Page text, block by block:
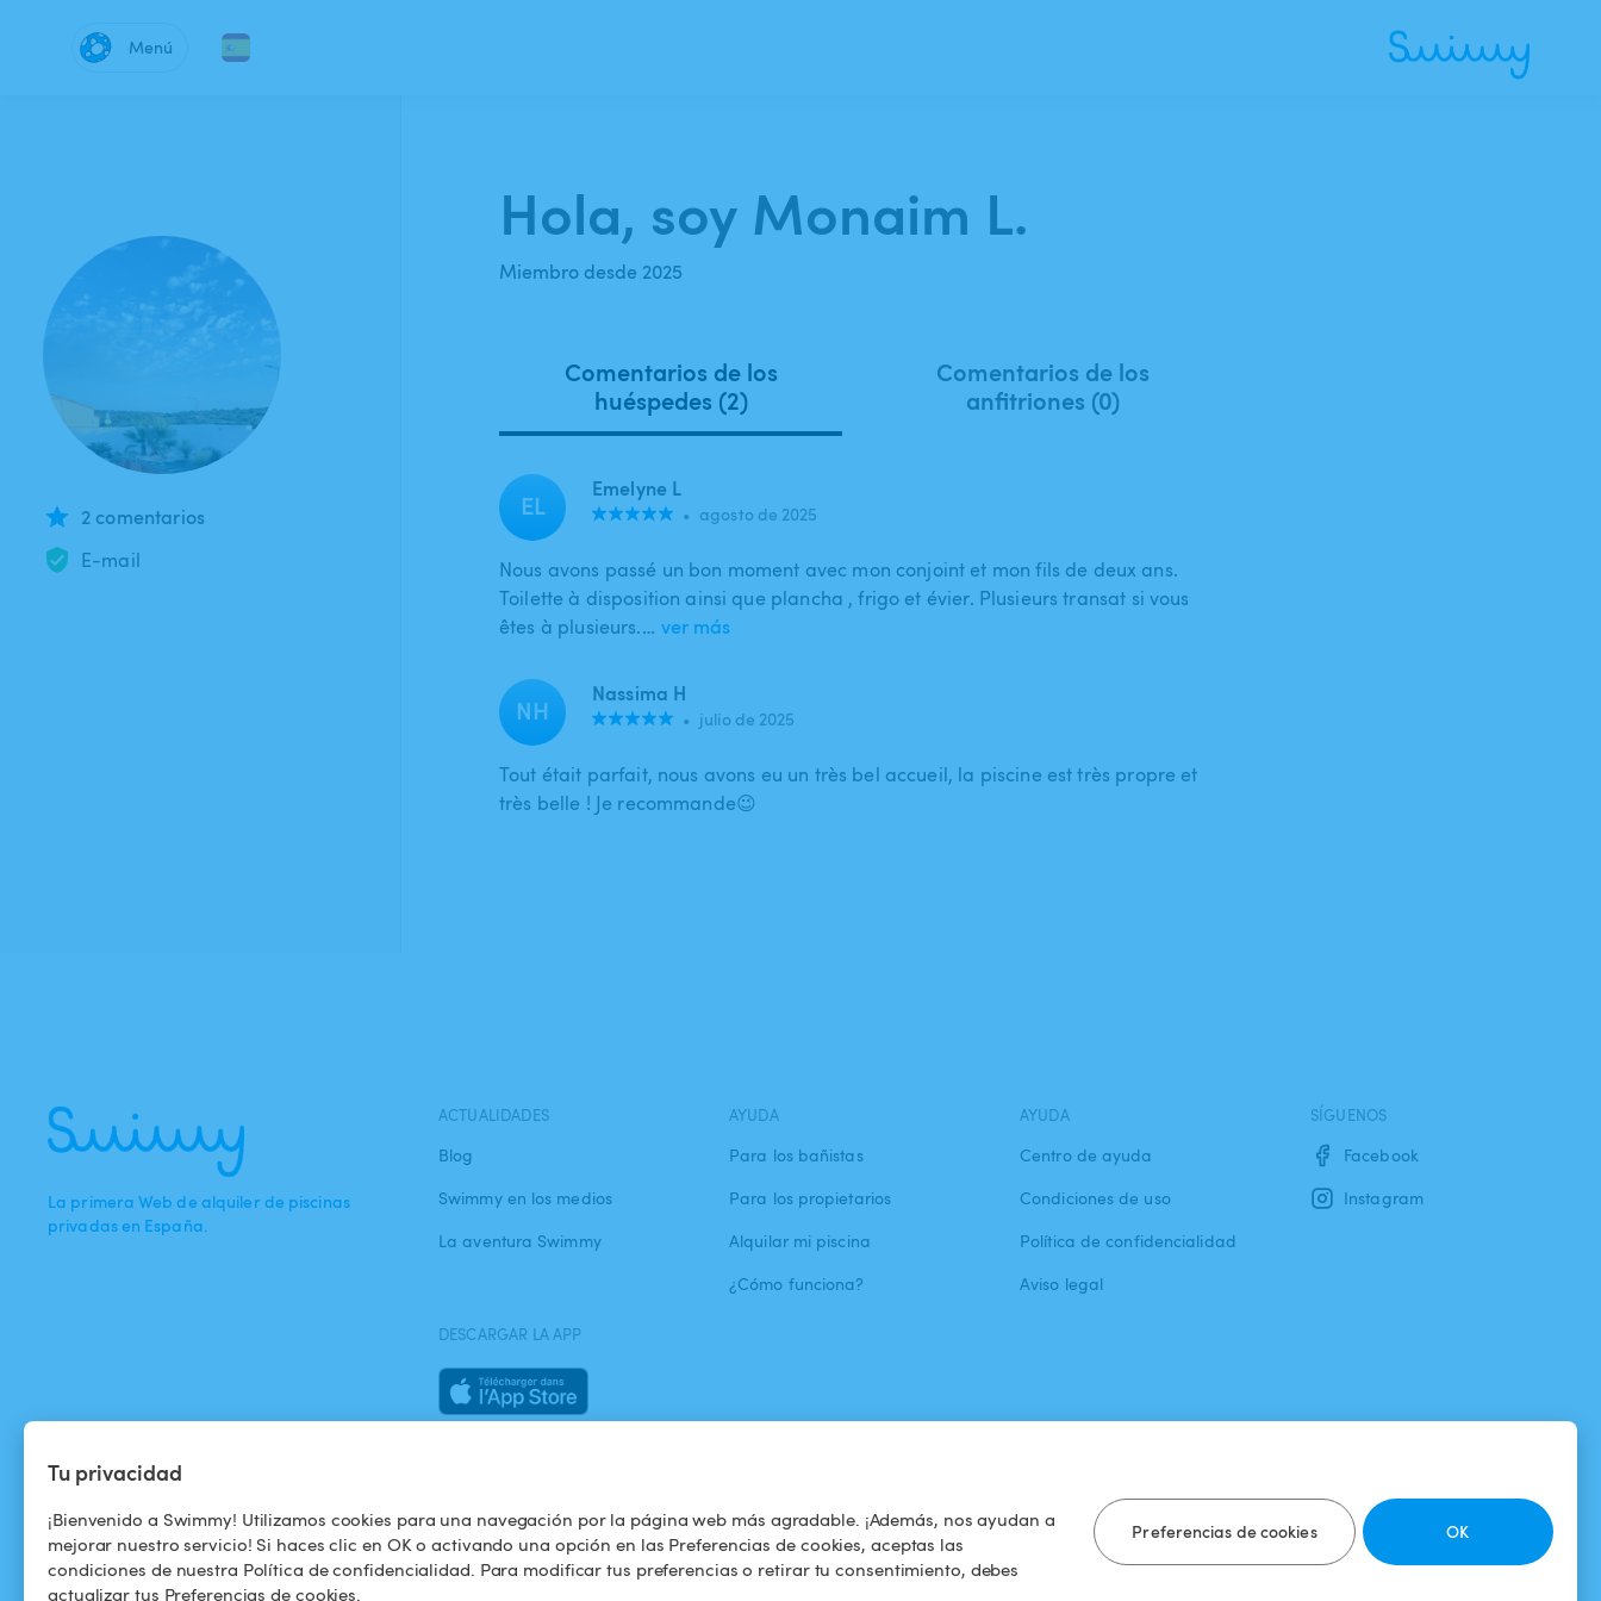
Tu privacidad
¡Bienvenido a Swimmy! Utilizamos cookies para una navegación por la página web más agradable. ¡Además, nos ayudan a
mejorar nuestro servicio! Si haces clic en OK o activando una opción en las Preferencias de cookies, aceptas las
condiciones de nuestra Política de confidencialidad. Para modificar tus preferencias o retirar tu consentimiento, debes
actualizar tus Preferencias de cookies.
Preferencias de cookies OK
Menú
2 comentarios
E-mail
Hola, soy Monaim L.
Miembro desde 2025
Comentarios de los
huéspedes (2)
Comentarios de los
anfitriones (0)
EL Emelyne L
• agosto de 2025
Nous avons passé un bon moment avec mon conjoint et mon fils de deux ans.
Toilette à disposition ainsi que plancha , frigo et évier. Plusieurs transat si vous
êtes à plusieurs.… ver más
NH Nassima H
• julio de 2025
Tout était parfait, nous avons eu un très bel accueil, la piscine est très propre et
très belle ! Je recommande😉
La primera Web de alquiler de piscinas
privadas en España.
ACTUALIDADES
Blog
Swimmy en los medios
La aventura Swimmy
AYUDA
Para los bañistas
Para los propietarios
Alquilar mi piscina
¿Cómo funciona?
AYUDA
Centro de ayuda
Condiciones de uso
Política de confidencialidad
Aviso legal
SÍGUENOS
Facebook
Instagram
DESCARGAR LA APP